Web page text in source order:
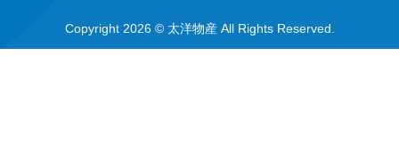
Copyright 2026 © 太洋物産 All Rights Reserved.